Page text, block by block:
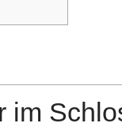
im